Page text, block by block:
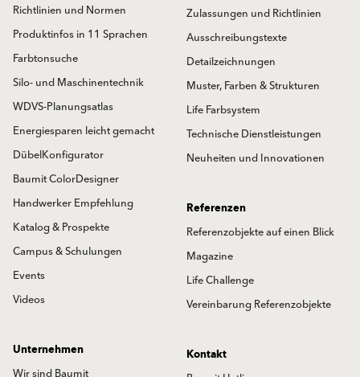
Richtlinien und Normen
Produktinfos in 11 Sprachen
Farbtonsuche
Silo- und Maschinentechnik
WDVS-Planungsatlas
Energiesparen leicht gemacht
DübelKonfigurator
Baumit ColorDesigner
Handwerker Empfehlung
Katalog & Prospekte
Campus & Schulungen
Events
Videos
Zulassungen und Richtlinien
Ausschreibungstexte
Detailzeichnungen
Muster, Farben & Strukturen
Life Farbsystem
Technische Dienstleistungen
Neuheiten und Innovationen
Referenzen
Referenzobjekte auf einen Blick
Magazine
Life Challenge
Vereinbarung Referenzobjekte
Unternehmen
Kontakt